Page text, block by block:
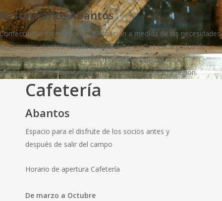
Abantos
menús de celebración a medida de las necesidades
nuestros clientes. Nuestros cocineros son los encargados de
la carta, con su cocina moderna y vanguardista,
la esencia de la mejor cocina de nuestra región.
Cafetería
Abantos
Espacio para el disfrute de los socios antes y
después de salir del campo
Horario de apertura Cafetería
De marzo a Octubre